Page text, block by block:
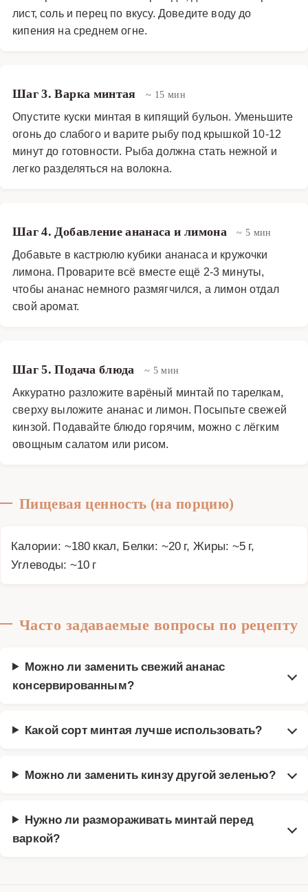
лист, соль и перец по вкусу. Доведите воду до
кипения на среднем огне.
Шаг 3. Варка минтая ~ 15 мин
Опустите куски минтая в кипящий бульон. Уменьшите
огонь до слабого и варите рыбу под крышкой 10-12
минут до готовности. Рыба должна стать нежной и
легко разделяться на волокна.
Шаг 4. Добавление ананаса и лимона ~ 5 мин
Добавьте в кастрюлю кубики ананаса и кружочки
лимона. Проварите всё вместе ещё 2-3 минуты,
чтобы ананас немного размягчился, а лимон отдал
свой аромат.
Шаг 5. Подача блюда ~ 5 мин
Аккуратно разложите варёный минтай по тарелкам,
сверху выложите ананас и лимон. Посыпьте свежей
кинзой. Подавайте блюдо горячим, можно с лёгким
овощным салатом или рисом.
Пищевая ценность (на порцию)
Калории: ~180 ккал, Белки: ~20 г, Жиры: ~5 г,
Углеводы: ~10 г
Часто задаваемые вопросы по рецепту
Можно ли заменить свежий ананас
консервированным?
Какой сорт минтая лучше использовать?
Можно ли заменить кинзу другой зеленью?
Нужно ли размораживать минтай перед
варкой?